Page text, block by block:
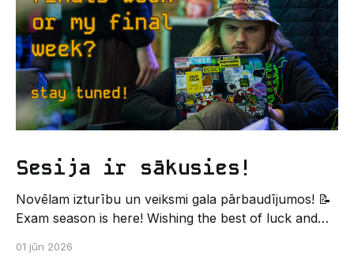
Sesija ir sākusies!
Novēlam izturību un veiksmi gala pārbaudījumos! 📝
Exam season is here! Wishing the best of luck and
pašpārvaldes komunikācijas virziens
01 jūn 2026